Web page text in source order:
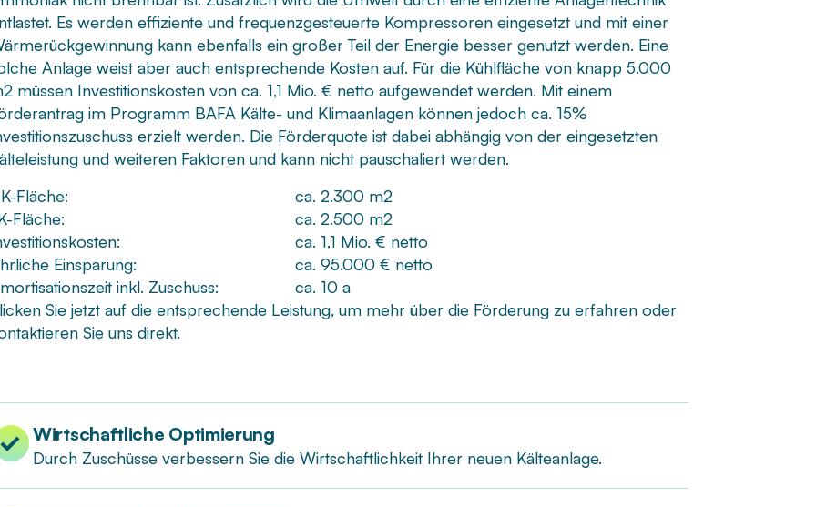
Es werden effiziente und frequenzgesteuerte Kompressoren eingesetzt und mit einer
kann ebenfalls ein großer Teil der Energie besser genutzt werden. Eine
Anlage weist aber auch entsprechende Kosten auf. Für die Kühlfläche von knapp 5.000
müssen Investitionskosten von ca. 1,1 Mio. € netto aufgewendet werden. Mit einem
im Programm BAFA Kälte- und Klimaanlagen können jedoch ca. 15%
erzielt werden. Die Förderquote ist dabei abhängig von der eingesetzten
und weiteren Faktoren und kann nicht pauschaliert werden.
Fläche:
ca. 2.300 m2
Fläche:
ca. 2.500 m2
ca. 1,1 Mio. € netto
Einsparung:
ca. 95.000 € netto
inkl. Zuschuss:
ca. 10 a
Sie jetzt auf die entsprechende Leistung, um mehr über die Förderung zu erfahren oder
Sie uns direkt.
Wirtschaftliche Optimierung
Durch Zuschüsse verbessern Sie die Wirtschaftlichkeit Ihrer neuen Kälteanlage.